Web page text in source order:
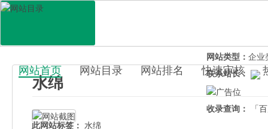
百科目录
网站首页 网站目录 网站排名 快速审核
水绵
网站类型： 企业
联系站长：
收录查询：
「
此网站标签： 水绵